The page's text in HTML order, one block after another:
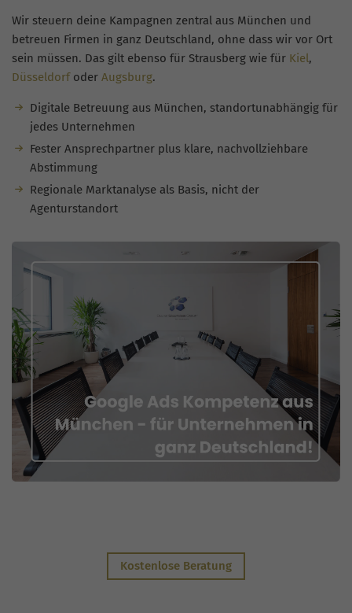
Wir steuern deine Kampagnen zentral aus München und
betreuen Firmen in ganz Deutschland, ohne dass wir vor Ort
sein müssen. Das gilt ebenso für Strausberg wie für Kiel,
Düsseldorfoder Augsburg.
Digitale Betreuung aus München, standortunabhängig für
jedes Unternehmen
Fester Ansprechpartner plus klare, nachvollziehbare
Abstimmung
Regionale Marktanalyse als Basis, nicht der
Agenturstandort
Kostenlose Beratung